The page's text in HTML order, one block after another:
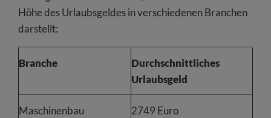
Höhe des Urlaubsgeldes in verschiedenen Branchen
darstellt:
Branche
Durchschnittliches
Urlaubsgeld
Maschinenbau 2749 Euro